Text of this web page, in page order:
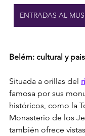
ENTRADAS AL
Belém: cultural y
Situada a orillas del
famosa por sus
históricos, como la
Monasterio de los
también ofrece